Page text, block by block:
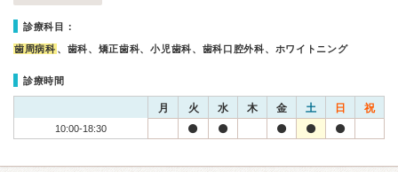
診療科目：
歯周病科 、歯科、矯正歯科、小児歯科、歯科口腔外科、ホワイトニング
診療時間
月 火 水 木 金 土 日 祝
10:00-18:30